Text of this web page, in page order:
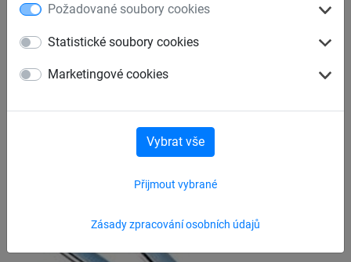
Požadované soubory cookies
Statistické soubory cookies
Marketingové cookies
Zásady zpracování osobních údajů
Přijmout vybrané
Vybrat vše
Pozinkovaná karabina